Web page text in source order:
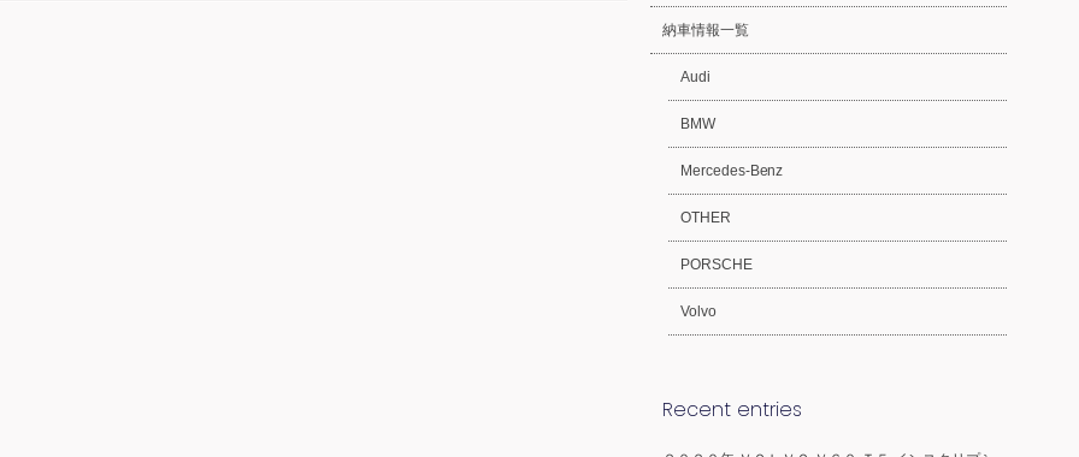
納車情報一覧
Audi
BMW
Mercedes-Benz
OTHER
PORSCHE
Volvo
Recent entries